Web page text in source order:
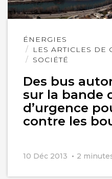
ÉNERGIES
LES ARTICLES DE
SOCIÉTÉ
Des bus
sur la bande
d’urgence
contre les
10 Déc 2013 2
Lire
l'article